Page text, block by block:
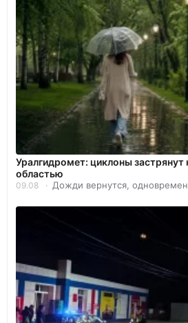
Уралгидромет: циклоны
областью
09.08 Дожди вернутся,